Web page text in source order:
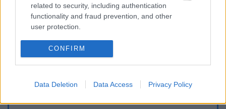
related to security, including authentication
functionality and fraud prevention, and other
user protection.
CONFIRM
Data Deletion Data Access Privacy Policy
Διαβάστε ακόμη
Δημιούργησαν με AI νέους ιούς μέσα σε
λίγες ώρες - Γιατί προβληματίζονται οι
επιστήμονες
κλόουν μαχαίρωσε μέχρι θανάτου
ηλικιωμένο - Τον κατέγραψε κάμερα